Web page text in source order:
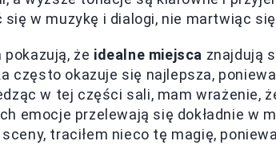
się w muzykę i dialogi, nie martwiąc
że idealne miejsca znajdują
często okazuje się najlepsza,
w tej części sali, mam wrażenie,
emocje przelewają się dokładnie w
traciłem nieco tę magię,